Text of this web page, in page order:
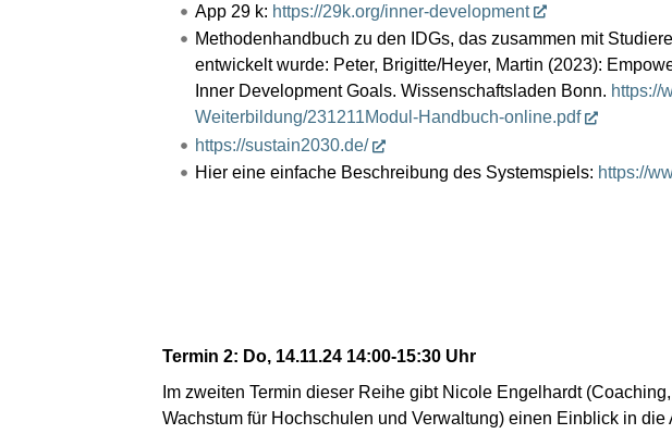
App 29 k: https://29k.org/inner-development
Methodenhandbuch zu den IDGs, das zusammen mit
entwickelt wurde: Peter, Brigitte/Heyer, Martin (2023):
Inner Development Goals. Wissenschaftsladen Bonn. https://
Weiterbildung/231211Modul-Handbuch-online.pdf
https://sustain2030.de/
Hier eine einfache Beschreibung des Systemspiels: https://
Termin 2: Do, 14.11.24 14:00-15:30 Uhr
Im zweiten Termin dieser Reihe gibt Nicole Engelhardt
Wachstum für Hochschulen und Verwaltung) einen Einblick in